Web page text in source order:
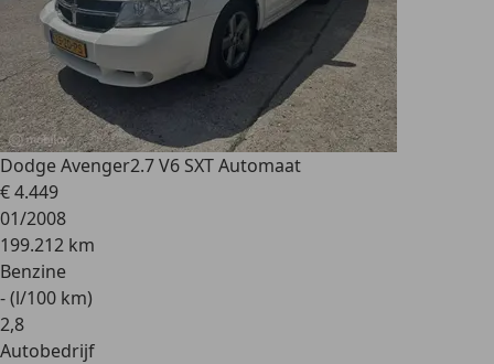
Dodge Avenger2.7 V6 SXT Automaat
€ 4.449
01/2008
199.212 km
Benzine
- (l/100 km)
2,8
Autobedrijf